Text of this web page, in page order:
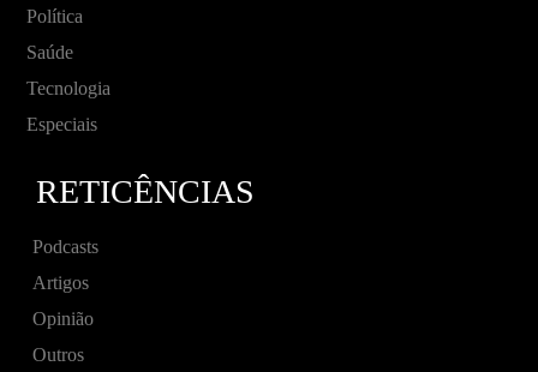
Política
Saúde
Tecnologia
Especiais
RETICÊNCIAS
Podcasts
Artigos
Opinião
Outros